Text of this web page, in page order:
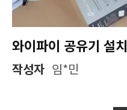
와이파이 공유기 설치
작성자 임*민